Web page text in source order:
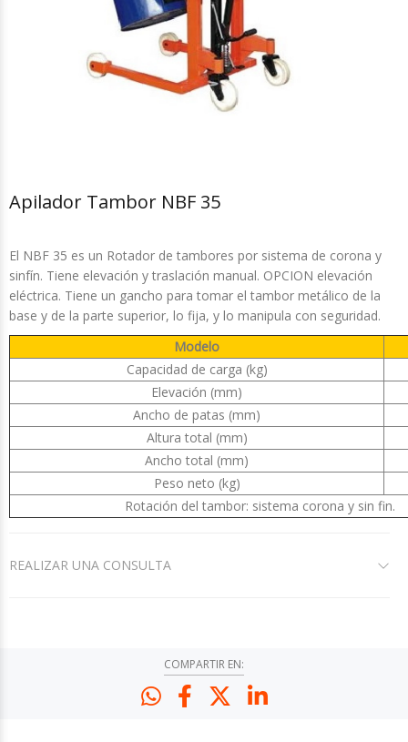
Apilador Tambor NBF 35
El NBF 35 es un Rotador de tambores por sistema de corona y
sinfín. Tiene elevación y traslación manual. OPCION elevación
eléctrica. Tiene un gancho para tomar el tambor metálico de la
base y de la parte superior, lo fija, y lo manipula con seguridad.
Modelo
Capacidad de carga (kg)
Elevación (mm)
Ancho de patas (mm)
Altura total (mm)
Ancho total (mm)
Peso neto (kg)
Rotación del tambor: sistema corona y sin fin.
REALIZAR UNA CONSULTA
COMPARTIR EN: